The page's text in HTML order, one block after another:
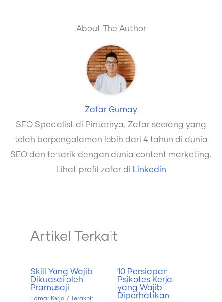
About The Author
Zafar Gumay
SEO Specialist di Pintarnya. Zafar seorang yang
telah berpengalaman lebih dari 4 tahun di dunia
SEO dan tertarik dengan dunia content marketing.
Lihat profil zafar di Linkedin
Artikel Terkait
Skill Yang Wajib
Dikuasai oleh
Pramusaji
Lamar Kerja / Terakhir
10 Persiapan
Psikotes Kerja
yang Wajib
Diperhatikan